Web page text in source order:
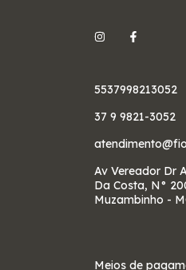
5537998213052
37 9 9821-3052
Av Vereador Dr
Da Costa, N°
Muzambinho -
Meios de